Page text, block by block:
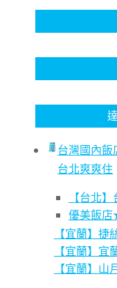
台灣國內飯
台北爽爽住
【台北
優美飯
【宜蘭】捷
【宜蘭】
【宜蘭】